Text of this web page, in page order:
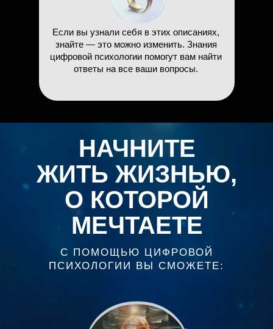
Если вы узнали себя в этих описаниях,
знайте — это можно изменить. Знания
цифровой психологии помогут вам найти
ответы на все ваши вопросы.
НАЧНИТЕ
ЖИТЬ ЖИЗНЬЮ,
О КОТОРОЙ
МЕЧТАЕТЕ
С ПОМОЩЬЮ ЦИФРОВОЙ
ПСИХОЛОГИИ ВЫ СМОЖЕТЕ: